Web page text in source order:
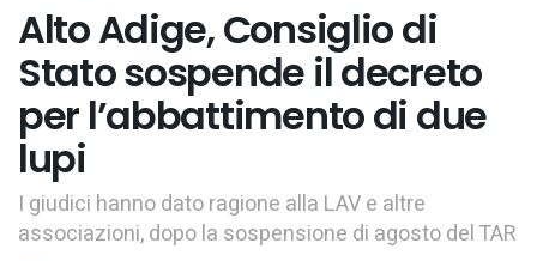
Alto Adige, Consiglio di
Stato sospende il decreto
per l’abbattimento di due
lupi
I giudici hanno dato ragione alla LAV e altre
associazioni, dopo la sospensione di agosto del TAR